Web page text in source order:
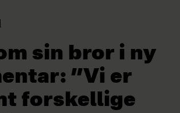
sin bror i ny
”Vi er
forskellige